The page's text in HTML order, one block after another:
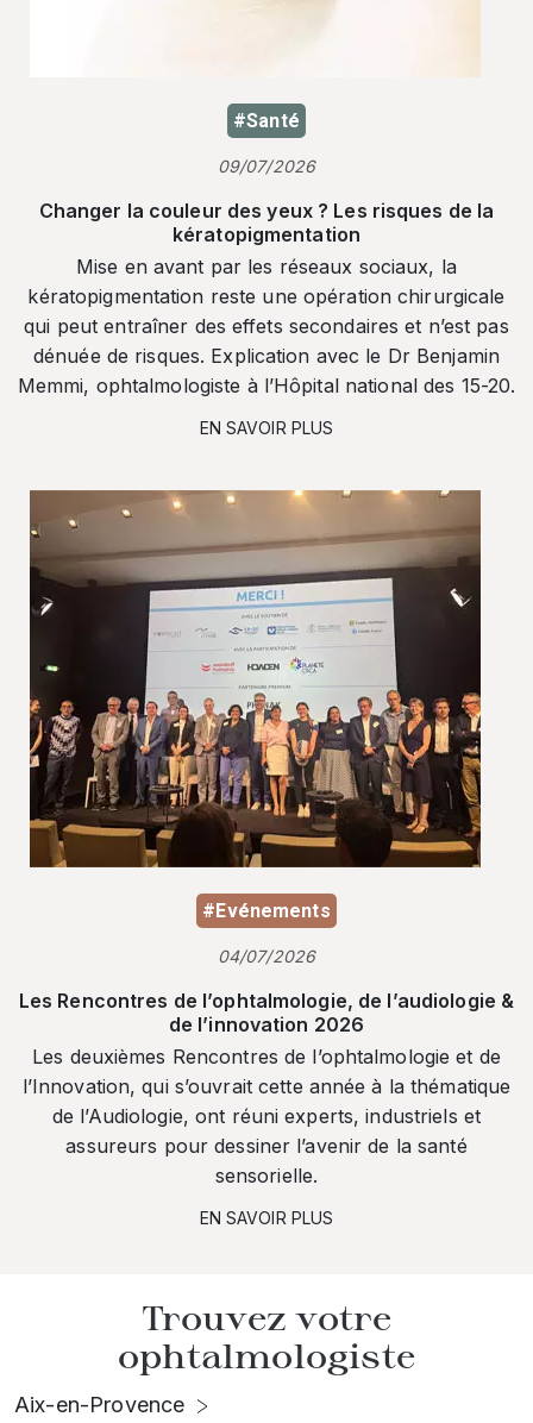
#Santé
09/07/2026
Changer la couleur des yeux ? Les risques de la
kératopigmentation
Mise en avant par les réseaux sociaux, la
kératopigmentation reste une opération chirurgicale
qui peut entraîner des effets secondaires et n’est pas
dénuée de risques. Explication avec le Dr Benjamin
Memmi, ophtalmologiste à l’Hôpital national des 15-20.
EN SAVOIR PLUS
#Evénements
04/07/2026
Les Rencontres de l’ophtalmologie, de l’audiologie &
de l’innovation 2026
Les deuxièmes Rencontres de l’ophtalmologie et de
l’Innovation, qui s’ouvrait cette année à la thématique
de l’Audiologie, ont réuni experts, industriels et
assureurs pour dessiner l’avenir de la santé
sensorielle.
EN SAVOIR PLUS
Trouvez votre
ophtalmologiste
Aix-en-Provence